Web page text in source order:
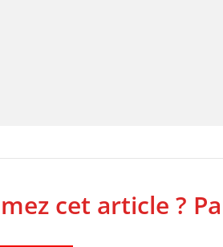
cet article ?